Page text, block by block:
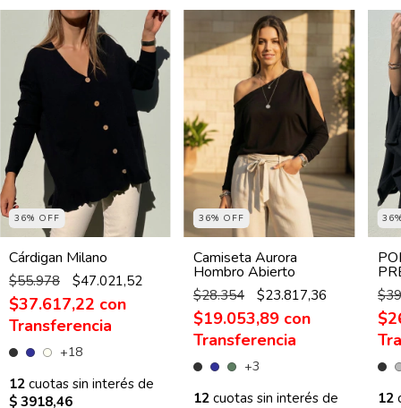
36% OFF
Cárdigan Milano
$55.978 $47.021,52
$37.617,22 con
+18
12cuotas sin interés de
$ 3918,46
36% OFF
Camiseta Aurora
Hombro Abierto
$28.354 $23.817,36
$19.053,89 con
+3
12cuotas sin interés de
12